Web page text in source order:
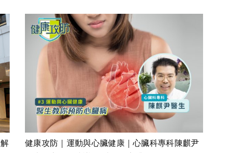
健康攻防｜運動與心臟健康｜心臟科專科陳麒尹